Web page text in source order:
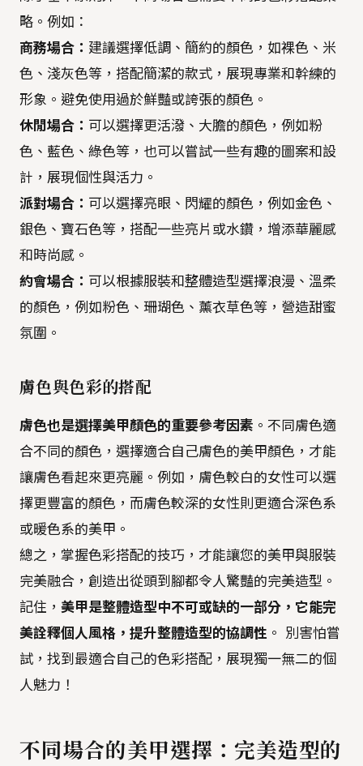
略。例如：
商務場合： 建議選擇低調、簡約的顏色，如裸色、米
色、淺灰色等，搭配簡潔的款式，展現專業和幹練的
形象。避免使用過於鮮豔或誇張的顏色。
休閒場合： 可以選擇更活潑、大膽的顏色，例如粉
色、藍色、綠色等，也可以嘗試一些有趣的圖案和設
計，展現個性與活力。
派對場合： 可以選擇亮眼、閃耀的顏色，例如金色、
銀色、寶石色等，搭配一些亮片或水鑽，增添華麗感
和時尚感。
約會場合： 可以根據服裝和整體造型選擇浪漫、溫柔
的顏色，例如粉色、珊瑚色、薰衣草色等，營造甜蜜
氛圍。
膚色與色彩的搭配
膚色也是選擇美甲顏色的重要參考因素 。不同膚色適
合不同的顏色，選擇適合自己膚色的美甲顏色，才能
讓膚色看起來更亮麗。例如，膚色較白的女性可以選
擇更豐富的顏色，而膚色較深的女性則更適合深色系
或暖色系的美甲。
總之，掌握色彩搭配的技巧，才能讓您的美甲與服裝
完美融合，創造出從頭到腳都令人驚豔的完美造型。
記住， 美甲是整體造型中不可或缺的一部分，它能完
美詮釋個人風格，提升整體造型的協調性 。 別害怕嘗
試，找到最適合自己的色彩搭配，展現獨一無二的個
人魅力！
不同場合的美甲選擇：完美造型的